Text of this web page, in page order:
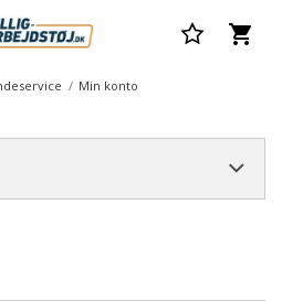
Min konto